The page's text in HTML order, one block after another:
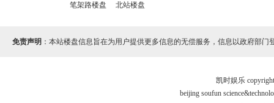
笔架路楼盘 北站楼盘
免责声明 ：本站楼盘信息旨在为用户提供更多信息的无偿服务，信息以政府部门
凯时娱乐
beijing soufun